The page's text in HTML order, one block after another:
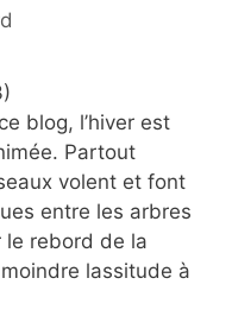
blog, l’hiver est
Partout
volent et font
entre les arbres
le rebord de la
lassitude à